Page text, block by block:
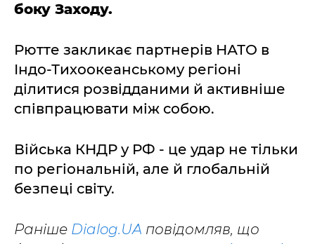
боку Заходу.
Рютте закликає партнерів НАТО в
Індо-Тихоокеанському регіоні
ділитися розвідданими й активніше
співпрацювати між собою.
Війська КНДР у РФ - це удар не тільки
по регіональній, але й глобальній
безпеці світу.
Раніше Dialog.UA повідомляв, що